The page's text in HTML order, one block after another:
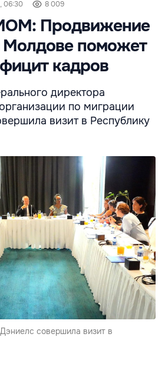
06:30 8 009
Продвижение
Молдове поможет
кадров
директора
по миграции
визит в Республику
совершила визит в